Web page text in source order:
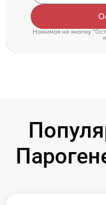
Нажимая на кнопку